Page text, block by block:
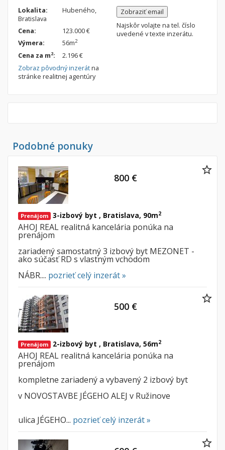
Lokalita:
Hubeného,
Bratislava
Cena:
123.000 €
Výmera:
56m2
Cena za m2:
2.196 €
Zobraz pôvodný inzerátna
stránke realitnej agentúry
Zobraziť email
Najskôr volajte na tel. číslo
uvedené v texte inzerátu.
Podobné ponuky
Prenájom 3-izbový byt , Bratislava, 90m2
AHOJ REAL realitná kancelária ponúka na
prenájom
zariadený samostatný 3 izbový byt MEZONET -
ako súčasť RD s vlastným vchodom
NÁBR.... pozrieť celý inzerát »
800 €
Prenájom 2-izbový byt , Bratislava, 56m2
AHOJ REAL realitná kancelária ponúka na
prenájom
kompletne zariadený a vybavený 2 izbový byt
v NOVOSTAVBE JÉGEHO ALEJ v Ružinove
ulica JÉGEHO... pozrieť celý inzerát »
500 €